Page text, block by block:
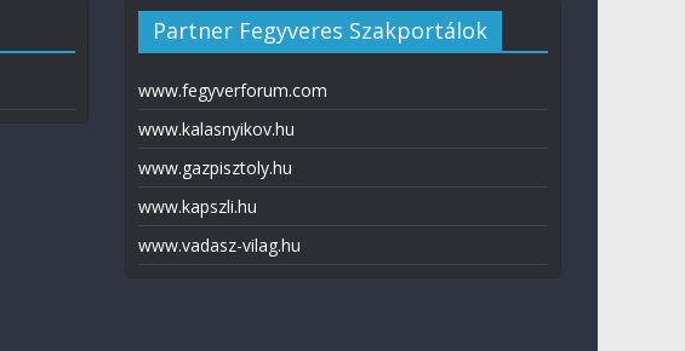
Partner Fegyveres Szakportálok
www.fegyverforum.com
www.kalasnyikov.hu
www.gazpisztoly.hu
www.kapszli.hu
www.vadasz-vilag.hu